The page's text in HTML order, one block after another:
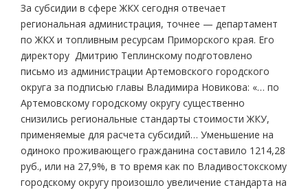
За субсидии в сфере ЖКХ сегодня отвечает
региональная администрация, точнее — департамент
по ЖКХ и топливным ресурсам Приморского края. Его
директору Дмитрию Теплинскому подготовлено
письмо из администрации Артемовского городского
округа за подписью главы Владимира Новикова: «… по
Артемовскому городскому округу существенно
снизились региональные стандарты стоимости ЖКУ,
применяемые для расчета субсидий… Уменьшение на
одиноко проживающего гражданина составило 1214,28
руб., или на 27,9%, в то время как по Владивостокскому
городскому округу произошло увеличение стандарта на